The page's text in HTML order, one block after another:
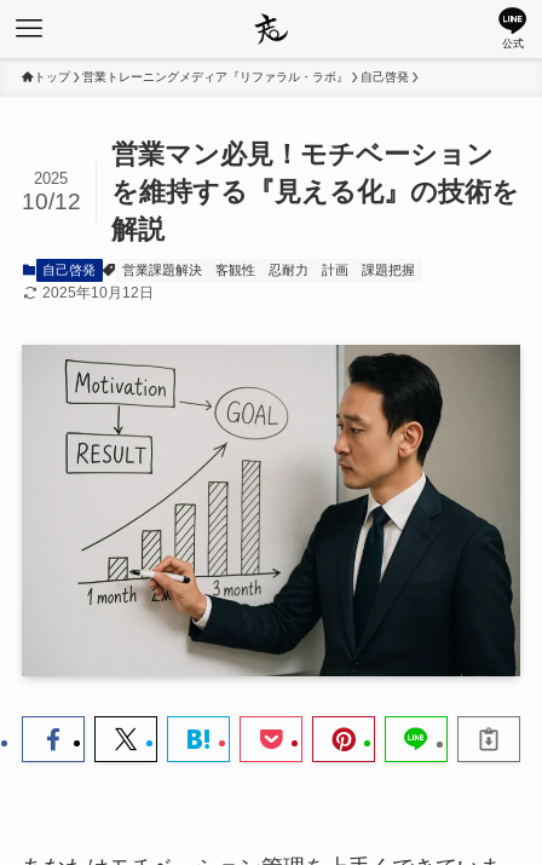
公式
トップ 営業トレーニングメディア『リファラル・ラボ』 自己啓発
営業マン必見！モチベーション
を維持する『見える化』の技術を
解説
2025
10/12
自己啓発 営業課題解決 客観性 忍耐力 計画 課題把握
2025年10月12日